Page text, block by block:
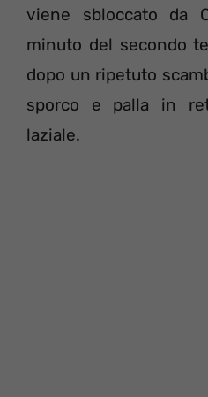
viene sbloccato da
minuto del secondo
dopo un ripetuto
sporco e palla in
laziale.